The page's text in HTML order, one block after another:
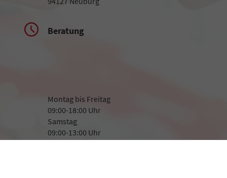
Beratung
Montag bis Freitag
09:00-18:00 Uhr
Samstag
09:00-13:00 Uhr